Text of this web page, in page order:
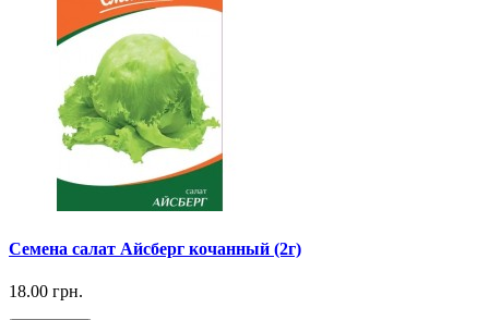
Семена салат Айсберг кочанный (2г)
18.00 грн.